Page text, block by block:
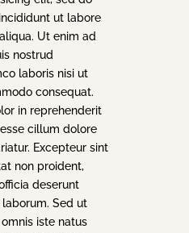
ut labore
Ut enim ad
nostrud
laboris nisi ut
consequat.
in reprehenderit
cillum dolore
Excepteur sint
non proident,
deserunt
Sed ut
iste natus